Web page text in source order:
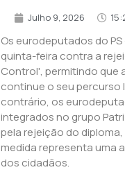
Julho 9, 2026
Os eurodeputados do
quinta-feira contra a
Control', permitindo que
continue o seu percurso
contrário, os
integrados no grupo
pela rejeição do
medida representa uma
dos cidadãos.